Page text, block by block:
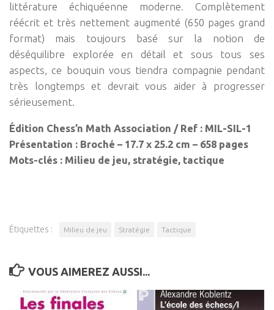
littérature échiquéenne moderne. Complètement
réécrit et très nettement augmenté (650 pages grand
format) mais toujours basé sur la notion de
déséquilibre explorée en détail et sous tous ses
aspects, ce bouquin vous tiendra compagnie pendant
très longtemps et devrait vous aider à progresser
sérieusement.
Édition Chess’n Math Association / Ref : MIL-SIL-1
Présentation : Broché – 17.7 x 25.2 cm – 658 pages
Mots-clés : Milieu de jeu, stratégie, tactique
Étiquettes : Milieu de jeu Stratégie Tactique
VOUS AIMEREZ AUSSI...